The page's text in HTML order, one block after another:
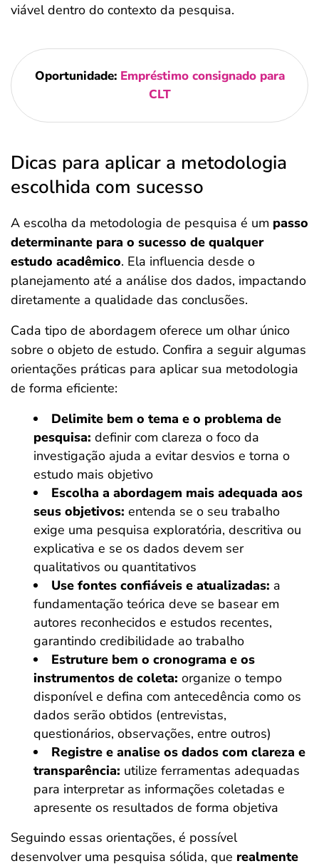
viável dentro do contexto da pesquisa.
Oportunidade: Empréstimo consignado para
CLT
Dicas para aplicar a metodologia
escolhida com sucesso
A escolha da metodologia de pesquisa é um passo
determinante para o sucesso de qualquer
estudo acadêmico. Ela influencia desde o
planejamento até a análise dos dados, impactando
diretamente a qualidade das conclusões.
Cada tipo de abordagem oferece um olhar único
sobre o objeto de estudo. Confira a seguir algumas
orientações práticas para aplicar sua metodologia
de forma eficiente:
Delimite bem o tema e o problema de
pesquisa: definir com clareza o foco da
investigação ajuda a evitar desvios e torna o
estudo mais objetivo
Escolha a abordagem mais adequada aos
seus objetivos: entenda se o seu trabalho
exige uma pesquisa exploratória, descritiva ou
explicativa e se os dados devem ser
qualitativos ou quantitativos
Use fontes confiáveis e atualizadas: a
fundamentação teórica deve se basear em
autores reconhecidos e estudos recentes,
garantindo credibilidade ao trabalho
Estruture bem o cronograma e os
instrumentos de coleta: organize o tempo
disponível e defina com antecedência como os
dados serão obtidos (entrevistas,
questionários, observações, entre outros)
Registre e analise os dados com clareza e
transparência: utilize ferramentas adequadas
para interpretar as informações coletadas e
apresente os resultados de forma objetiva
Seguindo essas orientações, é possível
desenvolver uma pesquisa sólida, que realmente